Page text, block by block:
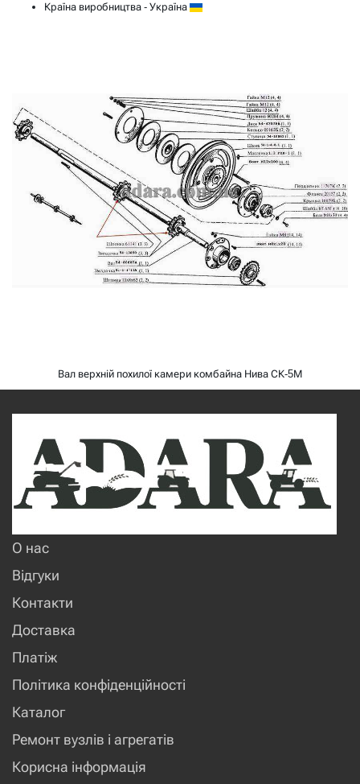
Країна виробництва - Україна
Вал верхній похилої камери комбайна Нива СК-5М
О нас
Відгуки
Контакти
Доставка
Платіж
Політика конфіденційності
Каталог
Ремонт вузлів і агрегатів
Корисна інформація